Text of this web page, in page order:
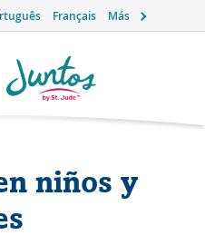
Français Más
Logotipo
niños y